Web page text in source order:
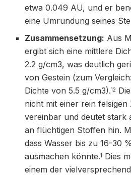
etwa 0.049 AU, und er
eine Umrundung seines
Zusammensetzung: Aus
ergibt sich eine mittlere
2.2 g/cm3, was deutlich
von Gestein (zum
Dichte von 5.5 g/cm3).12
nicht mit einer rein felsigen
vereinbar und deutet stark
an flüchtigen Stoffen hin.
dass Wasser bis zu 16-30
ausmachen könnte.1 Dies
einem der